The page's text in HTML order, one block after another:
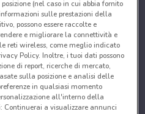
(nel caso in cui abbia fornito
sulle prestazioni della
possono essere raccolte e
e migliorare la connettività e
reti wireless, come meglio indicato
Policy. Inoltre, i tuoi dati possono
di report, ricerche di mercato,
sulla posizione e analisi delle
in qualsiasi momento
all'interno della
Continuerai a visualizzare annunci